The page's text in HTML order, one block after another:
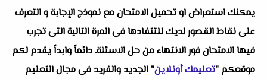
يمكنك استعراض او تحميل الامتحان مع نموذج الإجابة و التعرف
على نقاط القصور لديك للتتفادها فى المرة التالية التى تجرب
فيها الامتحان فور الانتهاء من حل الاسئلة. دائماً وابداً يقدم لكم
موقعكم "تعليمك أونلاين" الجديد والفريد فى مجال التعليم